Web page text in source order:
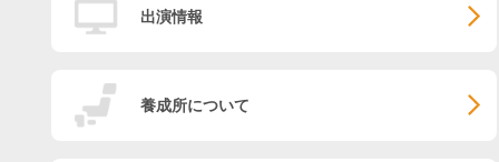
出演情報
養成所について